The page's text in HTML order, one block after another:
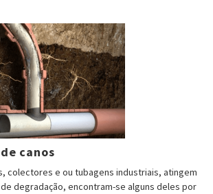
canos
colectores e ou tubagens industriais, atingem
degradação, encontram-se alguns deles por